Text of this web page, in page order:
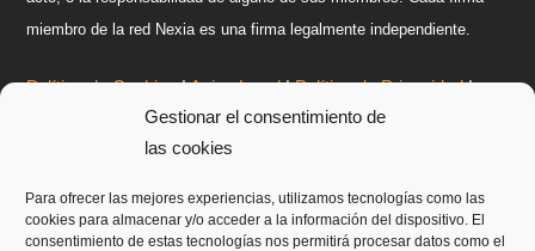
Gestionar el consentimiento de
las cookies
Para ofrecer las mejores experiencias, utilizamos tecnologías como las
cookies para almacenar y/o acceder a la información del dispositivo. El
consentimiento de estas tecnologías nos permitirá procesar datos como el
miembro de la red Nexia es una firma legalmente independiente.
Política de Cookies|Aviso Legal|Política de Privacidad|
Informe de transparencia | Junta de socios|Trabaja con
Contacto|Brochure Corporativo
OFICINAS EN BARCELONA
AUDRIA AUDITORIA Y CONSULTORIA, S.L.P.